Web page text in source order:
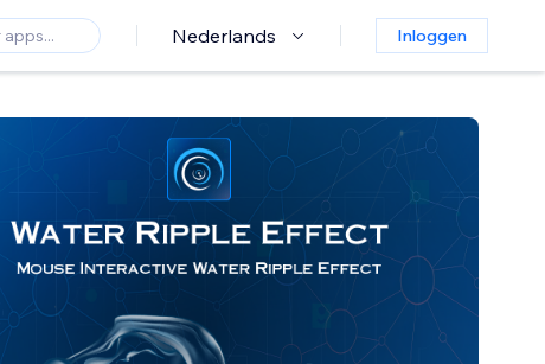
Nederlands Inloggen